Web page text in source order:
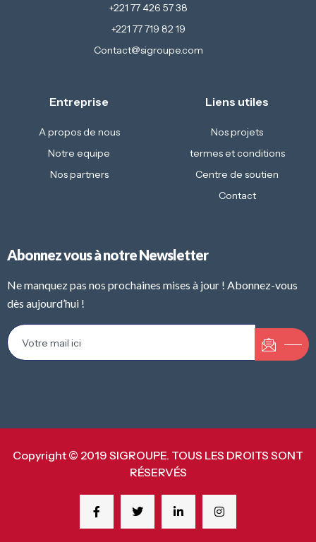
+221 77 426 57 38
+221 77 719 82 19
Contact@sigroupe.com
Entreprise
A propos de nous
Notre equipe
Nos partners
Liens utiles
Nos projets
termes et conditions
Centre de soutien
Contact
Abonnez vous à notre Newsletter
Ne manquez pas nos prochaines mises à jour ! Abonnez-vous
dès aujourd’hui !
Copyright © 2019 SIGROUPE. TOUS LES DROITS SONT
RÉSERVÉS